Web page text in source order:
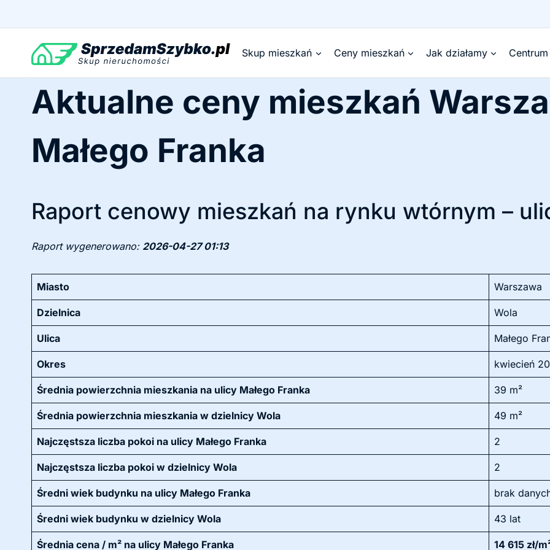
Skup mieszkań Ceny mieszkań Jak działamy
Aktualne ceny mieszkań
Małego Franka
Raport cenowy mieszkań na rynku wtórnym –
Raport wygenerowano: 2026-04-27 01:13
Miasto Warszawa
Dzielnica Wola
Ulica Małego
Okres kwiecień
Średnia powierzchnia mieszkania na ulicy Małego Franka 39 m²
Średnia powierzchnia mieszkania w dzielnicy Wola 49 m²
Najczęstsza liczba pokoi na ulicy Małego Franka 2
Najczęstsza liczba pokoi w dzielnicy Wola 2
Średni wiek budynku na ulicy Małego Franka brak
Średni wiek budynku w dzielnicy Wola 43 lat
Średnia cena / m² na ulicy Małego Franka 14 615 zł/